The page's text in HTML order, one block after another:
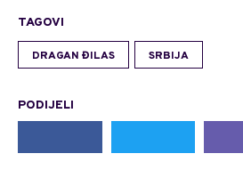
TAGOVI
DRAGAN ĐILAS SRBIJA
PODIJELI